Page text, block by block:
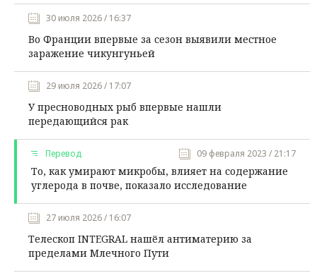
30 июля 2026 / 16:37
Во Франции впервые за сезон выявили местное
заражение чикунгуньей
29 июля 2026 / 17:07
У пресноводных рыб впервые нашли
передающийся рак
Перевод 09 февраля 2023 / 21:17
То, как умирают микробы, влияет на содержание
углерода в почве, показало исследование
27 июля 2026 / 16:07
Телескоп INTEGRAL нашёл антиматерию за
пределами Млечного Пути